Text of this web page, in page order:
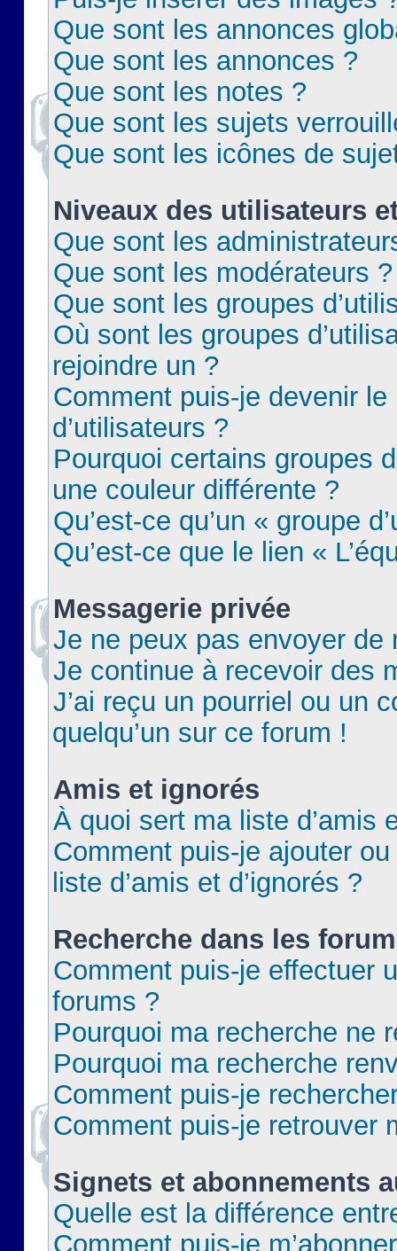
Que sont les annonces
Que sont les annonces ?
Que sont les notes ?
Que sont les sujets
Que sont les icônes de
Niveaux des utilisateurs
Que sont les
Que sont les modérateurs ?
Que sont les groupes
Où sont les groupes
rejoindre un ?
Comment puis-je devenir le
d’utilisateurs ?
Pourquoi certains groupes
une couleur différente ?
Qu’est-ce qu’un « groupe
Qu’est-ce que le lien «
Messagerie privée
Je ne peux pas envoyer de
Je continue à recevoir des
J’ai reçu un pourriel ou un
quelqu’un sur ce forum !
Amis et ignorés
À quoi sert ma liste d’amis
Comment puis-je ajouter
liste d’amis et d’ignorés ?
Recherche dans les
Comment puis-je effectuer
forums ?
Pourquoi ma recherche ne
Pourquoi ma recherche
Comment puis-je
Comment puis-je retrouver
Signets et abonnements
Quelle est la différence
Comment puis-je